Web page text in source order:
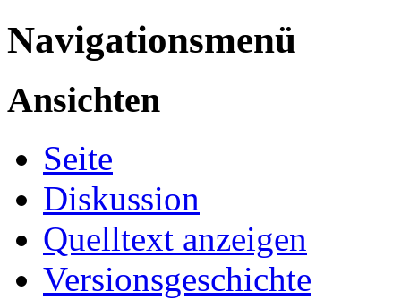
Navigationsmenü
Ansichten
Seite
Diskussion
Quelltext anzeigen
Versionsgeschichte